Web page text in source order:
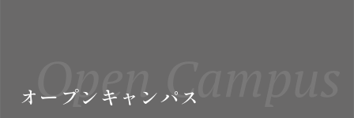
Open Campus
オープンキャンパス